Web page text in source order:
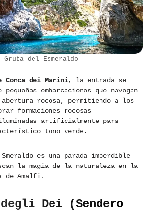
Gruta del Esmeraldo
Conca dei Marini, la entrada se
embarcaciones que navegan
rocosa, permitiendo a los
formaciones rocosas
artificialmente para
tono verde.
es una parada imperdible
la magia de la naturaleza en la
de Amalfi.
Dei (Sendero